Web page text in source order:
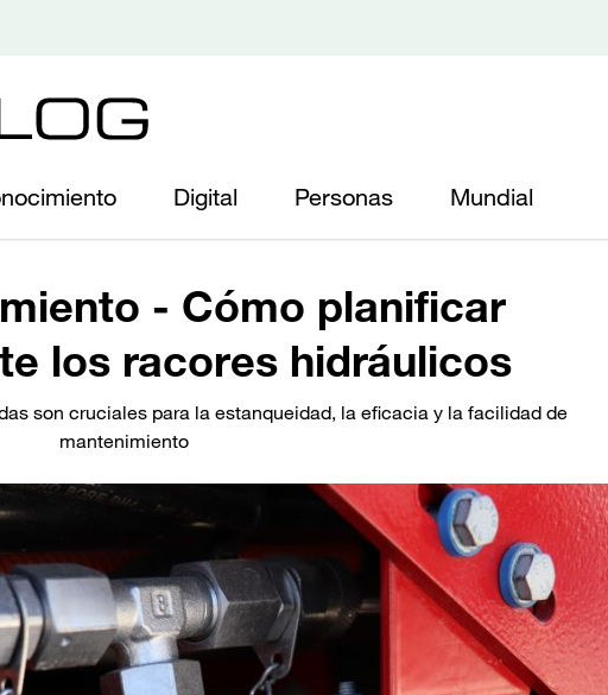
Digital Personas Mundial
- Cómo planificar
los racores hidráulicos
son cruciales para la estanqueidad, la eficacia y la facilidad de
mantenimiento